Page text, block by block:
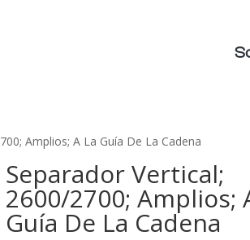
Amplios; A La Guía De La Cadena
Separador Vertical;
2600/2700; Amplios;
Guía De La Cadena